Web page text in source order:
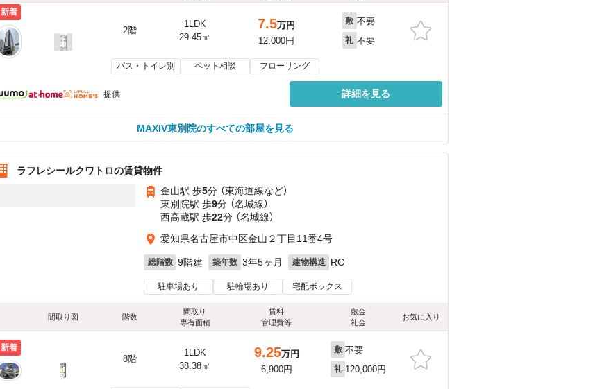
新着
2階
1LDK
29.45㎡
7.5万円
12,000円
敷 不要
礼 不要
バス・トイレ別 ペット相談 フローリング
提供 詳細を見る
MAXIV東別院のすべての部屋を見る
ラフレシールクワトロの賃貸物件
金山駅 歩5分 （東海道線など）
東別院駅 歩9分 （名城線）
西高蔵駅 歩22分 （名城線）
愛知県名古屋市中区金山２丁目11番4号
総階数 9階建 築年数 3年5ヶ月 建物構造 RC
駐車場あり 駐輪場あり 宅配ボックス
間取り図 階数
間取り
専有面積
賃料
管理費等
敷金
礼金
お気に入り
新着
8階
1LDK
38.38㎡
9.25万円
6,900円
敷 不要
礼 120,000円